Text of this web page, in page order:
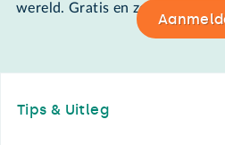
wereld. Gratis en zomaar in de
Tips & Uitleg